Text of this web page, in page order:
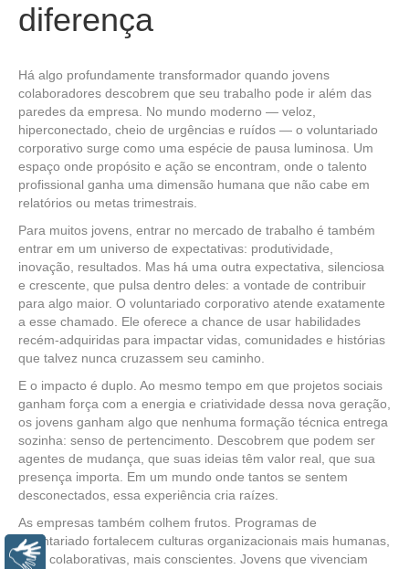
diferença
Há algo profundamente transformador quando jovens
colaboradores descobrem que seu trabalho pode ir além das
paredes da empresa. No mundo moderno — veloz,
hiperconectado, cheio de urgências e ruídos — o voluntariado
corporativo surge como uma espécie de pausa luminosa. Um
espaço onde propósito e ação se encontram, onde o talento
profissional ganha uma dimensão humana que não cabe em
relatórios ou metas trimestrais.
Para muitos jovens, entrar no mercado de trabalho é também
entrar em um universo de expectativas: produtividade,
inovação, resultados. Mas há uma outra expectativa, silenciosa
e crescente, que pulsa dentro deles: a vontade de contribuir
para algo maior. O voluntariado corporativo atende exatamente
a esse chamado. Ele oferece a chance de usar habilidades
recém‑adquiridas para impactar vidas, comunidades e histórias
que talvez nunca cruzassem seu caminho.
E o impacto é duplo. Ao mesmo tempo em que projetos sociais
ganham força com a energia e criatividade dessa nova geração,
os jovens ganham algo que nenhuma formação técnica entrega
sozinha: senso de pertencimento. Descobrem que podem ser
agentes de mudança, que suas ideias têm valor real, que sua
presença importa. Em um mundo onde tantos se sentem
desconectados, essa experiência cria raízes.
As empresas também colhem frutos. Programas de
voluntariado fortalecem culturas organizacionais mais humanas,
mais colaborativas, mais conscientes. Jovens que vivenciam
Libras